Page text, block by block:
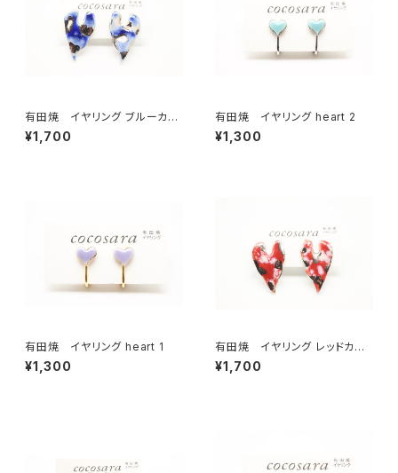
有田焼 イヤリング ブルーカモ
フラハート
¥1,700
有田焼 イヤリング heart 2
¥1,300
有田焼 イヤリング heart 1
¥1,300
有田焼 イヤリング レッドカモ
フラハート
¥1,700